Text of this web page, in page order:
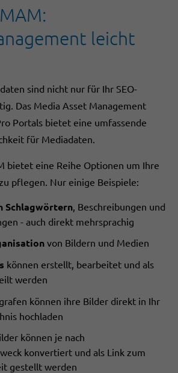
leicht
sind nicht nur für Ihr SEO-
Das Media Asset Management
Portals bietet eine umfassende
für Mediadaten.
bietet eine Reihe Optionen um Ihre
pflegen. Nur einige Beispiele:
Schlagwörtern, Beschreibungen und
- auch direkt mehrsprachig
von Bildern und Medien
können erstellt, bearbeitet und als
werden
können ihre Bilder direkt in Ihr
hochladen
können je nach
konvertiert und als Link zum
gestellt werden